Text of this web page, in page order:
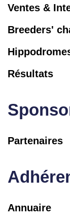
Ventes &
Breeders'
Résultats
Partenaires
Annuaire